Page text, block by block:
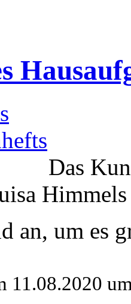
Das
an, um es
11.08.2020